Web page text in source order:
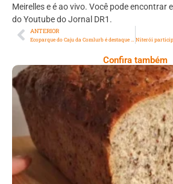
Meirelles e é ao vivo. Você pode encontrar
do Youtube do Jornal DR1.
ANTERIOR
Ecoparque do Caju da Comlurb é destaque em conferência internacional sobre clima
Confira também
Comer Bem: Pão